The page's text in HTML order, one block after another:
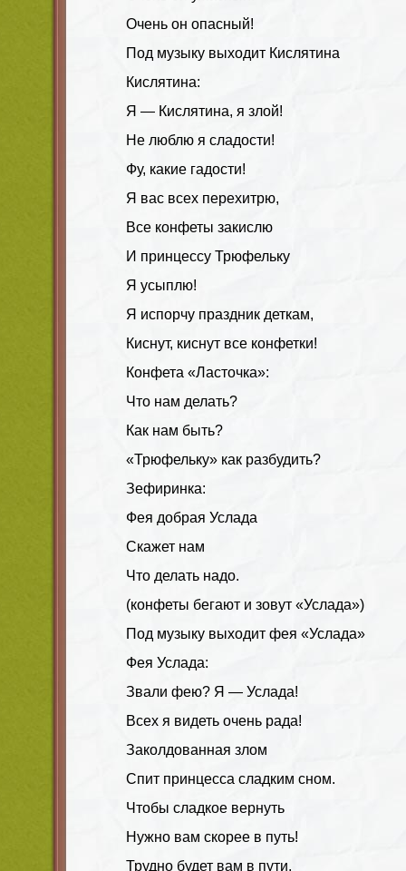
Очень он опасный!
Под музыку выходит Кислятина
Кислятина:
Я — Кислятина, я злой!
Не люблю я сладости!
Фу, какие гадости!
Я вас всех перехитрю,
Все конфеты закислю
И принцессу Трюфельку
Я усыплю!
Я испорчу праздник деткам,
Киснут, киснут все конфетки!
Конфета «Ласточка»:
Что нам делать?
Как нам быть?
«Трюфельку» как разбудить?
Зефиринка:
Фея добрая Услада
Скажет нам
Что делать надо.
(конфеты бегают и зовут «Услада»)
Под музыку выходит фея «Услада»
Фея Услада:
Звали фею? Я — Услада!
Всех я видеть очень рада!
Заколдованная злом
Спит принцесса сладким сном.
Чтобы сладкое вернуть
Нужно вам скорее в путь!
Трудно будет вам в пути,